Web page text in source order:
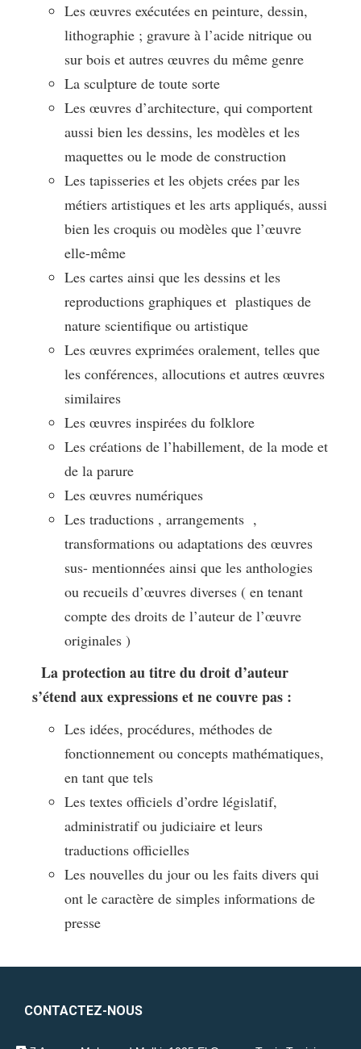
Les œuvres exécutées en peinture, dessin,
lithographie ; gravure à l’acide nitrique ou
sur bois et autres œuvres du même genre
La sculpture de toute sorte
Les œuvres d’architecture, qui comportent
aussi bien les dessins, les modèles et les
maquettes ou le mode de construction
Les tapisseries et les objets crées par les
métiers artistiques et les arts appliqués, aussi
bien les croquis ou modèles que l’œuvre
elle-même
Les cartes ainsi que les dessins et les
reproductions graphiques et plastiques de
nature scientifique ou artistique
Les œuvres exprimées oralement, telles que
les conférences, allocutions et autres œuvres
similaires
Les œuvres inspirées du folklore
Les créations de l’habillement, de la mode et
de la parure
Les œuvres numériques
Les traductions , arrangements ,
transformations ou adaptations des œuvres
sus- mentionnées ainsi que les anthologies
ou recueils d’œuvres diverses ( en tenant
compte des droits de l’auteur de l’œuvre
originales )
La protection au titre du droit d’auteur
s’étend aux expressions et ne couvre pas :
Les idées, procédures, méthodes de
fonctionnement ou concepts mathématiques,
en tant que tels
Les textes officiels d’ordre législatif,
administratif ou judiciaire et leurs
traductions officielles
Les nouvelles du jour ou les faits divers qui
ont le caractère de simples informations de
presse
CONTACTEZ-NOUS